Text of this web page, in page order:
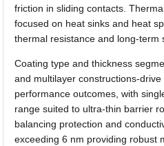
friction in sliding contacts.
focused on heat sinks and heat
thermal resistance and long-term
Coating type and thickness
and multilayer constructions-
performance outcomes, with
range suited to ultra-thin barrier
balancing protection and
exceeding 6 nm providing robust